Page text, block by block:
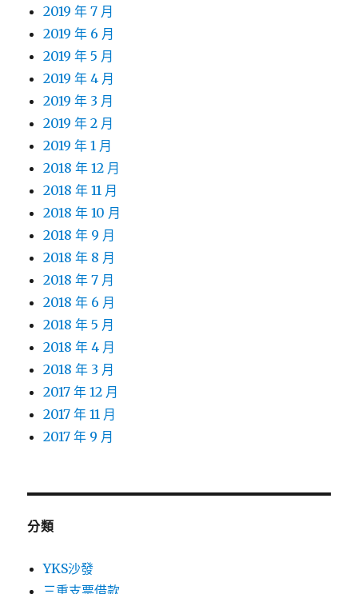
2019 年 7 月
2019 年 6 月
2019 年 5 月
2019 年 4 月
2019 年 3 月
2019 年 2 月
2019 年 1 月
2018 年 12 月
2018 年 11 月
2018 年 10 月
2018 年 9 月
2018 年 8 月
2018 年 7 月
2018 年 6 月
2018 年 5 月
2018 年 4 月
2018 年 3 月
2017 年 12 月
2017 年 11 月
2017 年 9 月
分類
YKS沙發